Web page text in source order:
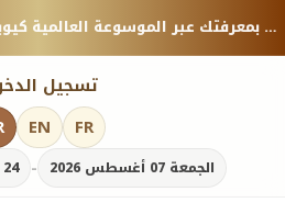
منصة معرفية موثوقة — شارك بمعرفتك عبر الموسوعة العالمية كيوبيديا.
تسجيل
الجمعة 07 أغسطس 2026 - 24 صفر 1448
EN FR